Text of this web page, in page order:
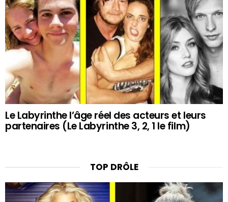
Le Labyrinthe l’âge réel des acteurs et leurs
partenaires (Le Labyrinthe 3, 2, 1 le film)
TOP DRÔLE